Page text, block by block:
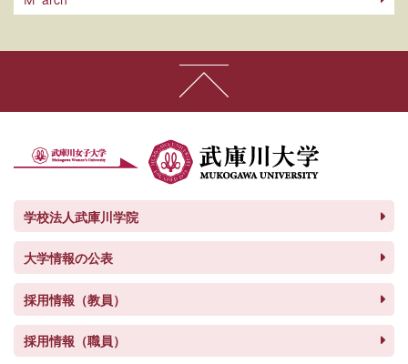
学校法人武庫川学院
大学情報の公表
採用情報（教員）
採用情報（職員）